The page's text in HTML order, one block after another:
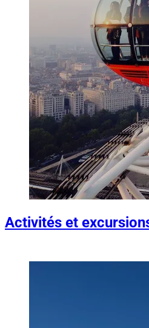
Activités et